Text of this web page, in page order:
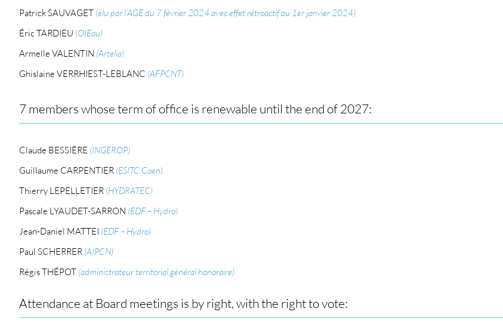
Patrick SAUVAGET (élu par l’AGE du 7 février 2024 avec effet rétroactif au 1er janvier 2024)
Éric TARDIEU (OIEau)
Armelle VALENTIN (Artelia)
Ghislaine VERRHIEST-LEBLANC (AFPCNT)
7 members whose term of office is renewable until the end of 2027:
Claude BESSIÈRE (INGEROP)
Guillaume CARPENTIER (ESITC Caen)
Thierry LEPELLETIER (HYDRATEC)
Pascale LYAUDET-SARRON (EDF – Hydro)
Jean-Daniel MATTEI (EDF – Hydro)
Paul SCHERRER (AIPCN)
Régis THÉPOT (administrateur territorial général honoraire)
Attendance at Board meetings is by right, with the right to vote: